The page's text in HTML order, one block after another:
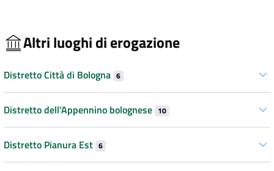
Altri luoghi di erogazione
Distretto Città di Bologna 6
Distretto dell’Appennino bolognese 10
Distretto Pianura Est 6